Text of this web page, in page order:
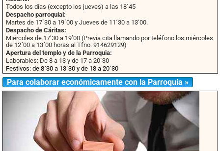
Todos los días (excepto los jueves) a las 18´45
Despacho parroquial:
Martes de 17´30 a 19´00 y Jueves de 11´30 a 13’00.
Despacho de Cáritas:
Miércoles de 17’30 a 19’00 (Previa cita llamando por teléfono los miércoles
de 12´00 a 13´00 horas al Tfno. 914629129)
Apertura del templo y de la Parroquia:
Laborables: De 8 a 13 y de 17 a 20´30
Festivos: de 8`30 a 13´30 y de 18 a 20´30
Para colaborar económicamente con la Parroquia »